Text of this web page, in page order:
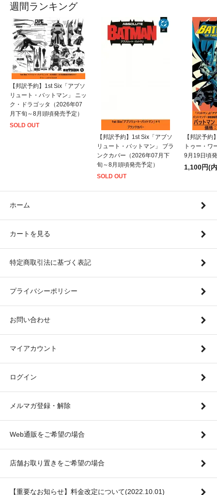
週間ランキング
【邦訳予約】1st Six「アブソ
リュート・バットマン」 ニッ
ク・ドラゴッタ（2026年07
月下旬～8月頭頃発売予定）
SOLD OUT
【邦訳予約】1st Six「アブソ
リュート・バットマン」 ブラ
ンクカバー（2026年07月下
旬～8月頭頃発売予定）
SOLD OUT
【邦訳予約
トゥー・ワ
9月19日頃
1,100円(
ホーム
カートを見る
特定商取引法に基づく表記
プライバシーポリシー
お問い合わせ
マイアカウント
ログイン
メルマガ登録・解除
Web通販をご希望の場合
店舗お取り置きをご希望の場合
【重要なお知らせ】料金改定について(2022.10.01)